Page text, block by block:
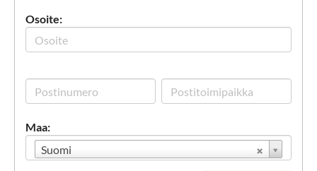
Osoite:
Maa:
Suomi